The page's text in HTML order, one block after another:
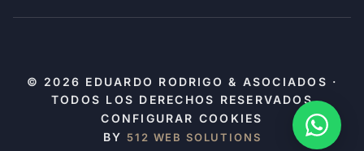
© 2026 EDUARDO RODRIGO & ASOCIADOS ·
TODOS LOS DERECHOS RESERVADOS
CONFIGURAR COOKIES
BY512 WEB SOLUTIONS